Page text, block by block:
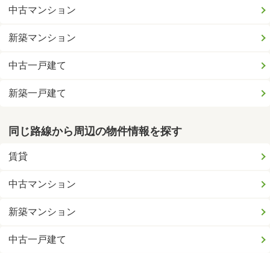
中古マンション
新築マンション
中古一戸建て
新築一戸建て
同じ路線から周辺の物件情報を探す
賃貸
中古マンション
新築マンション
中古一戸建て